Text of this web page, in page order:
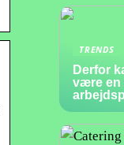
TRENDS
Derfor
være en